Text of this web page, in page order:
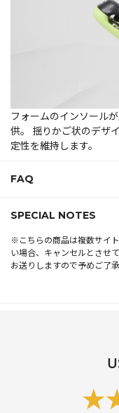
フォームのインソール
供。 揺りかご状のデザ
定性を維持します。
FAQ
SPECIAL NOTES
※こちらの商品は複数サイ
い場合、キャンセルとさせ
お送りしますので予めご了承